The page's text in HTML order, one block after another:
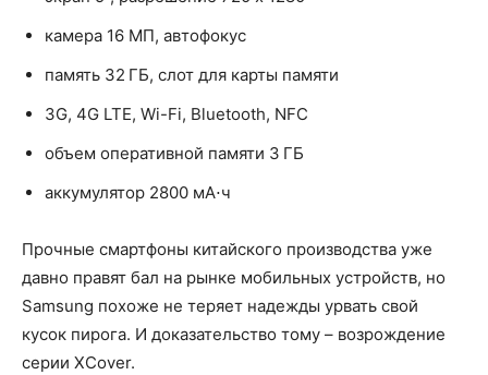
камера 16 МП, автофокус
память 32 ГБ, слот для карты памяти
3G, 4G LTE, Wi-Fi, Bluetooth, NFC
объем оперативной памяти 3 ГБ
аккумулятор 2800 мА⋅ч
Прочные смартфоны китайского производства уже
давно правят бал на рынке мобильных устройств, но
Samsung похоже не теряет надежды урвать свой
кусок пирога. И доказательство тому – возрождение
серии XCover.